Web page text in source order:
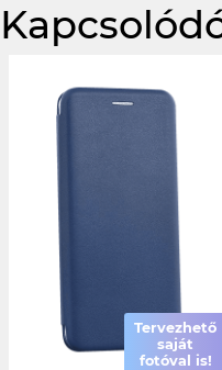
Tervezhető
saját
fotóval is!